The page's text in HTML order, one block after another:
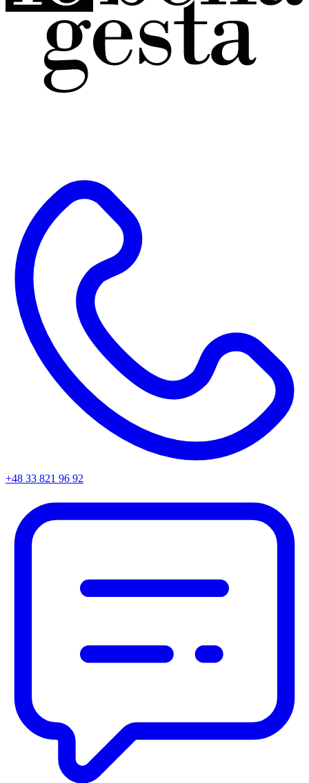
+48 33 821 96 92